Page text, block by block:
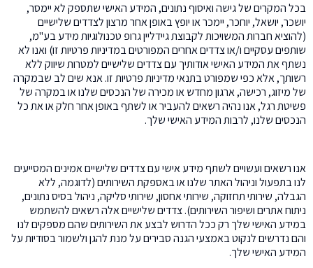
בכל המקרים של גישה ואיסוף נתונים, המידע האישי שתספק לא יימסר,
יושכר, יושאל, יוחכר, יימכר או יופץ באופן אחר מרצון לצדדים שלישיים
(להוציא חברות המשויכות לקבוצת גיידליין גרופ טכנולוגיות מידע בע"מ,
שותפים עסקיים ו/או צדדים אחרים המפורטים במדיניות פרטיות זו) ואנו לא
נשתף את המידע האישי אודותיך עם צדדים שלישיים למטרות שיווק ללא
רשותך, אלא כפי שמפורט בתנאי מדיניות פרטיות זו. אנא שים לב שבמקרה
של מיזוג, רכישה, ארגון מחדש או מכירה של הנכסים שלנו או במקרה של
פשיטת רגל, אנו נהיה רשאים להעביר או לשתף באופן אחר חלק או את כל
הנכסים שלנו, לרבות המידע האישי שלך.
אנו רשאים ועשויים לשתף מידע אישי עם צדדים שלישיים אמינים המסייעים
לנו בתפעול וניהול האתר שלנו או באספקת השירותים (לדוגמה, ללא
הגבלה, שירותי תחזוקה, שירותי אחסון, שירותי סליקה, ניהול בסיס נתונים,
ניתוח אתרים ושיפור השירותים). צדדים שלישיים אלה רשאים להשתמש
במידע האישי שלך רק ככל הדרוש לבצע את השירותים שהם מספקים לנו
והם נדרשים לנקוט באמצעי הגנה סבירים על מנת להגן ולשמור בסודיות על
המידע האישי שלך.